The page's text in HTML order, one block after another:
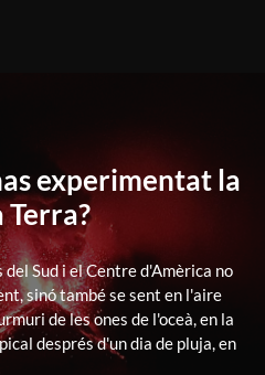
experimentat la
Sud i el Centre d'Amèrica no
sinó també se sent en l'aire
de les ones de l'oceà, en la
després d'un dia de pluja, en